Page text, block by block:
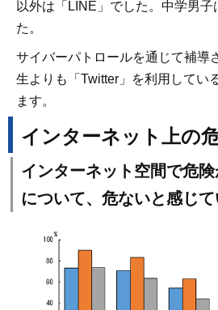
以外は「LINE」でした。中学男子
た。
サイバーパトロールを通じて補導
生よりも「Twitter」を利用してい
ます。
インターネット上の
インターネット空間で危
について、危ないと感じ